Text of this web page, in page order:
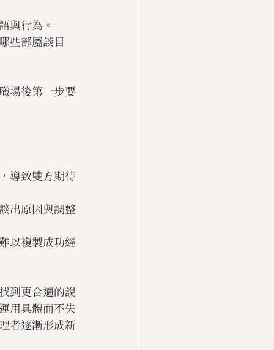
與行為。
些部屬談目
場後第一步要
導致雙方期待
出原因與調整
以複製成功經
到更合適的說
用具體而不失
者逐漸形成新